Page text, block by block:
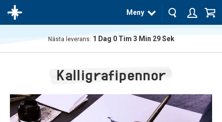
Meny
Nästa leverans: 1 Dag 0Tim 3 Min 28Sek
Kalligrafipennor